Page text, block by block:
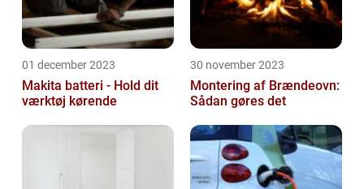
01 december 2023
Makita batteri - Hold dit
værktøj kørende
30 november 2023
Montering af Brændeovn:
Sådan gøres det